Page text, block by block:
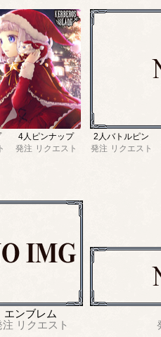
4人ピンナップ
発注 リクエスト
2人バトルピン
発注 リクエスト
エンブレム
注 リクエスト